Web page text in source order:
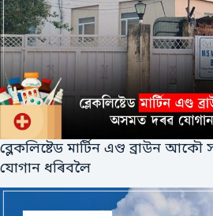
ব্লেকলিষ্টেড মাৰ্টিন এণ্ড ব্ৰাউন
যোগান ধৰিবলৈ